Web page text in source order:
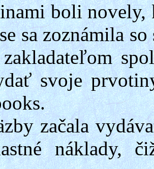
boli novely,
sa zoznámila
svoje
.
začala
náklady,